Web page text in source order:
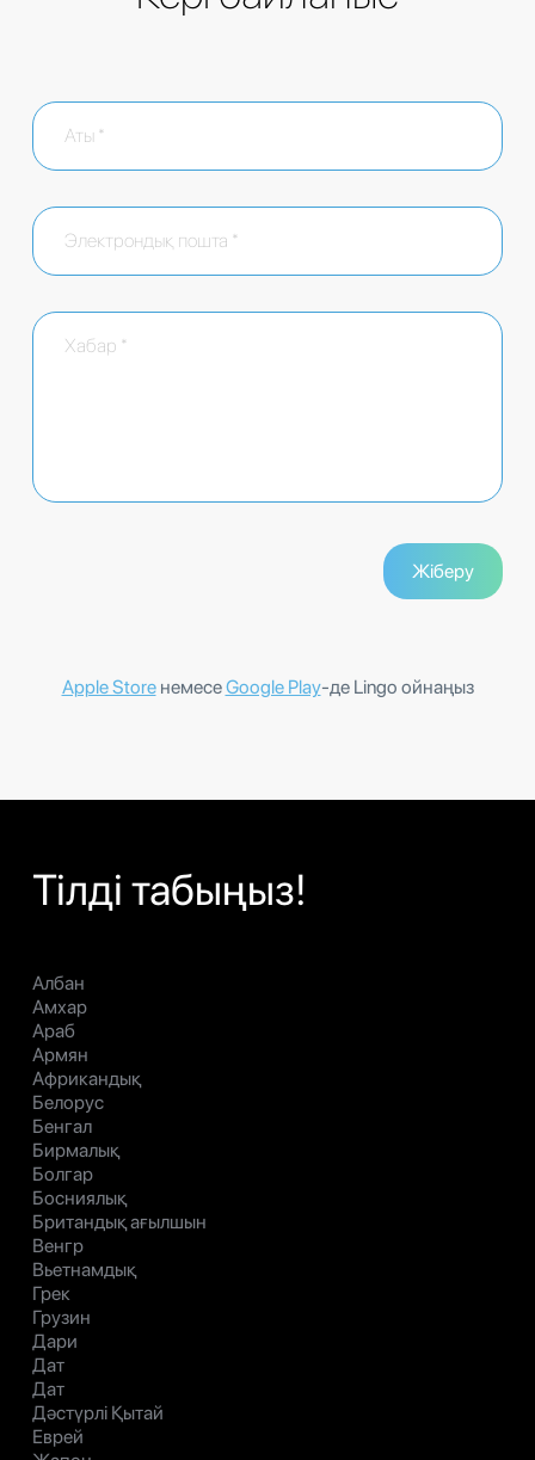
Apple StoreнемесеGoogle Play-де Lingo ойнаңыз
Тілді табыңыз!
Албан
Амхар
Араб
Армян
Африкандық
Белорус
Бенгал
Бирмалық
Болгар
Босниялық
Британдық ағылшын
Венгр
Вьетнамдық
Грек
Грузин
Дари
Дат
Дат
Дәстүрлі Қытай
Еврей